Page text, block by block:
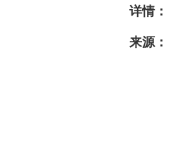
详情：
来源：